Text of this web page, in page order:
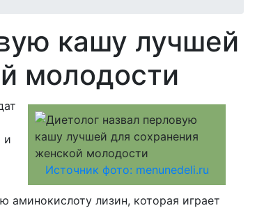
кашу лучшей
молодости
Источник фото: menunedeli.ru
и
аминокислоту лизин, которая играет